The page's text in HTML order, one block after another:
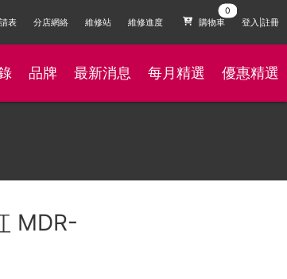
表 分店網絡 維修站 維修進度 購物車 登入|註冊
品牌 最新消息 每月精選 優惠精選
MDR-